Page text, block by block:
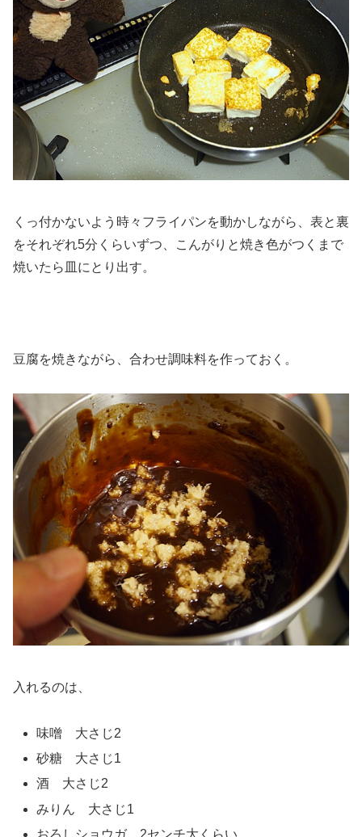
くっ付かないよう時々フライパンを動かしながら、表と裏
をそれぞれ5分くらいずつ、こんがりと焼き色がつくまで
焼いたら皿にとり出す。
豆腐を焼きながら、合わせ調味料を作っておく。
入れるのは、
味噌 大さじ2
砂糖 大さじ1
酒 大さじ2
みりん 大さじ1
おろしショウガ 2センチ大くらい